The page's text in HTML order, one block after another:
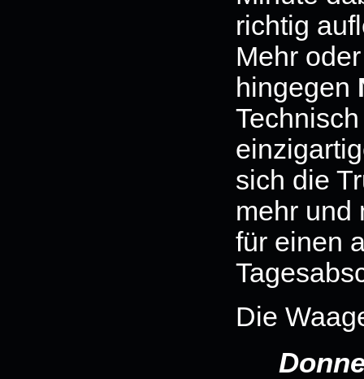
richtig
Mehr
hingegen
sich die
mehr und
für einen
Die